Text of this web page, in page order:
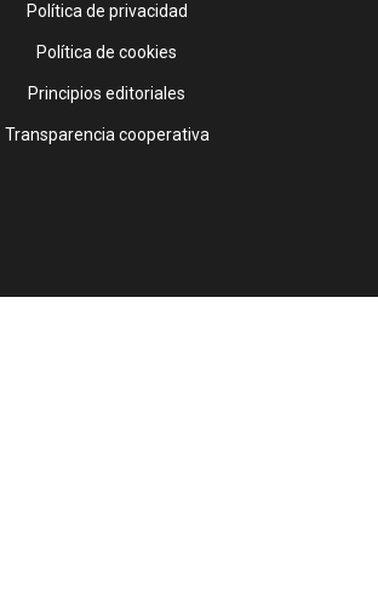
Política de privacidad
Política de cookies
Principios editoriales
Transparencia cooperativa